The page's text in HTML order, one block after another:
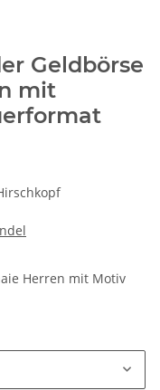
Geldbörse
mit
Herren mit Motiv